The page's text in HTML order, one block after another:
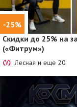
-25%
Скидки до 25% на
(«Фитрум»)
Лесная и еще 20